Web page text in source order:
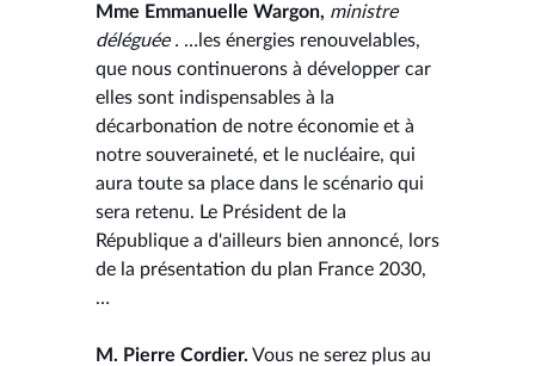
Mme Emmanuelle Wargon, ministre
déléguée . …les énergies renouvelables,
que nous continuerons à développer car
elles sont indispensables à la
décarbonation de notre économie et à
notre souveraineté, et le nucléaire, qui
aura toute sa place dans le scénario qui
sera retenu. Le Président de la
République a d'ailleurs bien annoncé, lors
de la présentation du plan France 2030,
…
M. Pierre Cordier. Vous ne serez plus au